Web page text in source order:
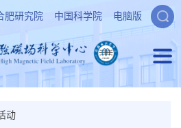
肥研究院 中国科学院 电脑版
动